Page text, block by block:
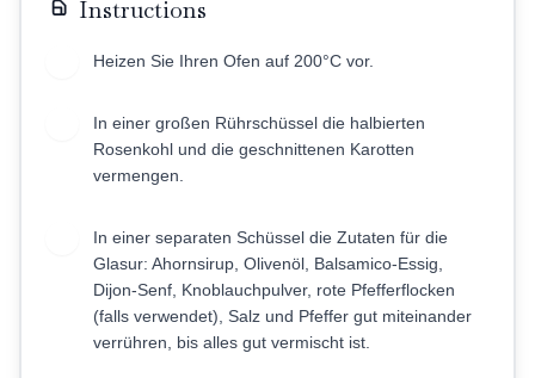
Instructions
Heizen Sie Ihren Ofen auf 200°C vor.
In einer großen Rührschüssel die halbierten
Rosenkohl und die geschnittenen Karotten
vermengen.
In einer separaten Schüssel die Zutaten für die
Glasur: Ahornsirup, Olivenöl, Balsamico-Essig,
Dijon-Senf, Knoblauchpulver, rote Pfefferflocken
(falls verwendet), Salz und Pfeffer gut miteinander
verrühren, bis alles gut vermischt ist.